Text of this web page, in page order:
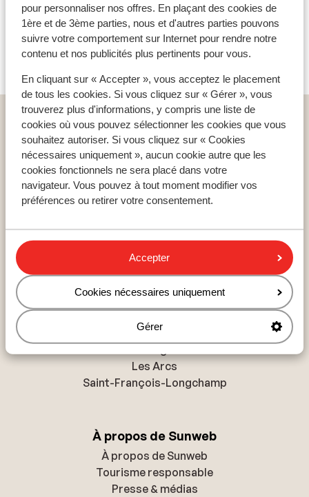
pour personnaliser nos offres. En plaçant des cookies de
1ère et de 3ème parties, nous et d'autres parties pouvons
suivre votre comportement sur Internet pour rendre notre
contenu et nos publicités plus pertinents pour vous.
En cliquant sur « Accepter », vous acceptez le placement
de tous les cookies. Si vous cliquez sur « Gérer », vous
trouverez plus d'informations, y compris une liste de
cookies où vous pouvez sélectionner les cookies que vous
souhaitez autoriser. Si vous cliquez sur « Cookies
nécessaires uniquement », aucun cookie autre que les
cookies fonctionnels ne sera placé dans votre
navigateur. Vous pouvez à tout moment modifier vos
préférences ou retirer votre consentement.
Accepter
Cookies nécessaires uniquement
Gérer
La Mongie
Pays populaires ski
France : Alpes du Nord
France : Alpes du Sud
Andorre
Paradiski
Les Sybelles
Les Trois Vallées
Domaines skiables
Les Arcs
Saint-François-Longchamp
À propos de Sunweb
À propos de Sunweb
Tourisme responsable
Presse & médias